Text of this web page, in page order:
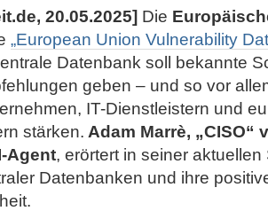
20.05.2025] Die
„European Union Vulnerability
Datenbank soll bekannte
geben – und so vor
IT-Dienstleistern und
stärken. Adam Marrè, „CISO“
Agent, erörtert in seiner
Datenbanken und ihre